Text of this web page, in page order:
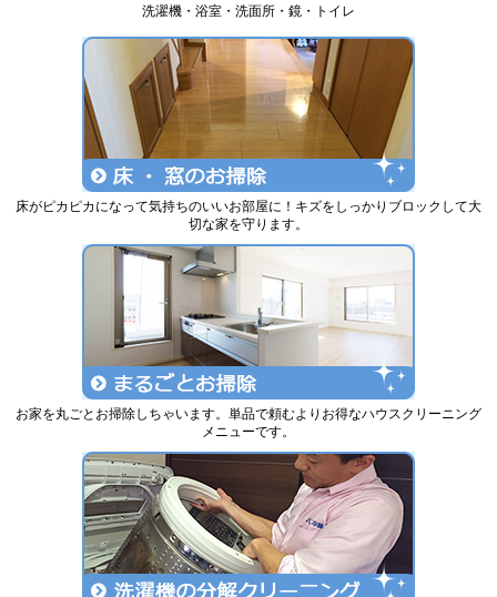
洗濯機・浴室・洗面所・鏡・トイレ
床がピカピカになって気持ちのいいお部屋に！キズをしっかりブロックして大
切な家を守ります。
お家を丸ごとお掃除しちゃいます。単品で頼むよりお得なハウスクリーニング
メニューです。